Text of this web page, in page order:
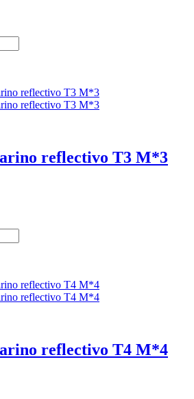
reflectivo T3 M*3
reflectivo T4 M*4